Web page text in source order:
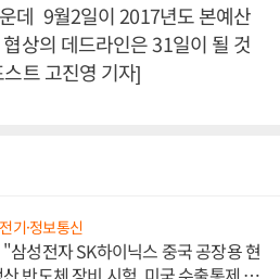
데 9월2일이 2017년도 본예산
상의 데드라인은 31일이 될 것
트 고진영 기자]
기·정보통신
삼성전자 SK하이닉스 중국 공장용 현